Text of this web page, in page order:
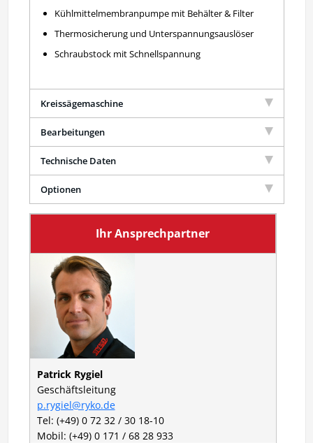
Kühlmittelmembranpumpe mit Behälter & Filter
Thermosicherung und Unterspannungsauslöser
Schraubstock mit Schnellspannung
Kreissägemaschine
Bearbeitungen
Technische Daten
Optionen
Ihr Ansprechpartner
Patrick Rygiel
Geschäftsleitung
p.rygiel@ryko.de
Tel: (+49) 0 72 32 / 30 18-10
Mobil: (+49) 0 171 / 68 28 933